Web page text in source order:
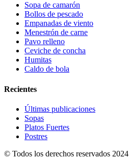
Sopa de camarón
Bollos de pescado
Empanadas de viento
Menestrón de carne
Pavo relleno
Ceviche de concha
Humitas
Caldo de bola
Recientes
Últimas publicaciones
Sopas
Platos Fuertes
Postres
© Todos los derechos reservados 2024